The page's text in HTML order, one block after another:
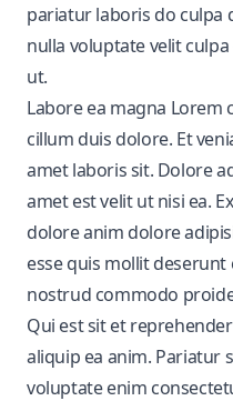
pariatur laboris do culpa
nulla voluptate velit
ut.
Labore ea magna
cillum duis dolore. Et
amet laboris sit. Dolore
amet est velit ut nisi ea.
dolore anim dolore
esse quis mollit
nostrud commodo
Qui est sit et
aliquip ea anim. Pariatur
voluptate enim